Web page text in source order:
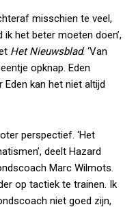
misschien te veel,
ik het beter moeten doen’,
Het Nieuwsblad. ‘Van
­opknap. Eden
Eden kan het niet altijd
perspectief. ‘Het
deelt Hazard
Marc Wilmots.
op tactiek te trainen. Ik
niet goed zijn,